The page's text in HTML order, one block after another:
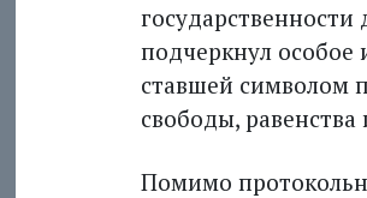
подчеркнул особое
ставшей символом
свободы, равенства
Помимо